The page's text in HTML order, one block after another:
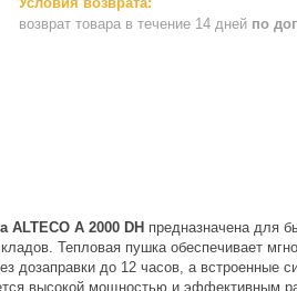
возврат товара в течение 14 дней по
A 2000 DH предназначена для
Тепловая пушка обеспечивает
дозаправки до 12 часов, а встроенные
высокой мощностью и эффективным